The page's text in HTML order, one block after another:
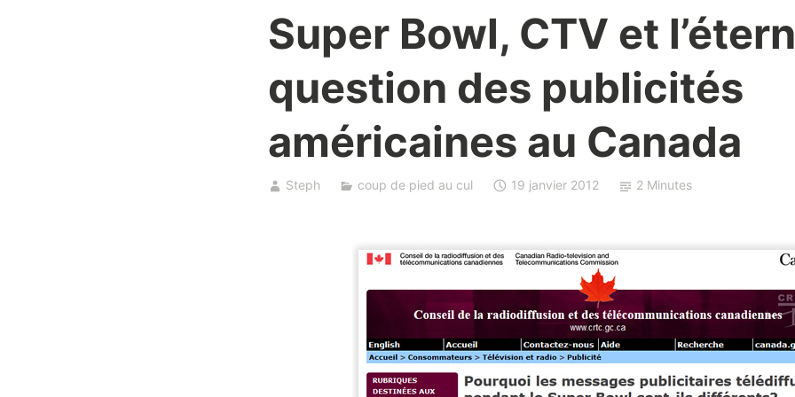
Super Bowl, CTV et
question des publicités
américaines au Canada
Steph coup de pied au cul 19 janvier 2012 2 Minutes